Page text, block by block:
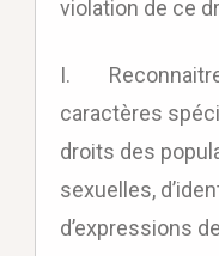
violation de ce
I. Reconnaitre
caractères
droits des
sexuelles,
d’expressions